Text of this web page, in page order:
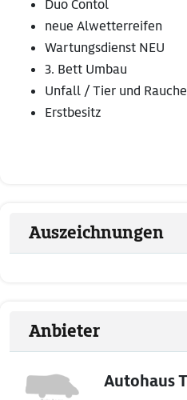
Duo Contol
neue Alwetterreifen
Wartungsdienst NEU
3. Bett Umbau
Unfall / Tier und
Erstbesitz
Auszeichnungen
Anbieter
Autohaus